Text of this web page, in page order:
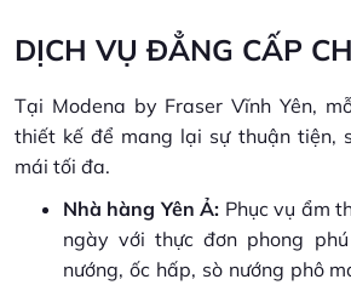
DỊCH VỤ ĐẲNG CẤP
Tại Modena by Fraser Vĩnh Yên,
thiết kế để mang lại sự thuận tiện,
mái tối đa.
Nhà hàng Yên Ả: Phục vụ ẩm
ngày với thực đơn phong
nướng, ốc hấp, sò nướng phô